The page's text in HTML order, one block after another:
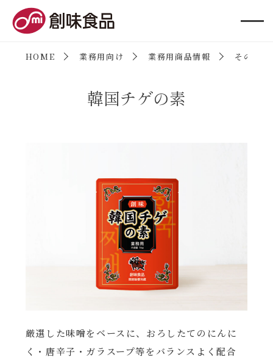
HOME 業務用向け 業務用商品情報 その他ス
韓国チゲの素
厳選した味噌をベースに、おろしたてのにんに
く・唐辛子・ガラスープ等をバランスよく配合